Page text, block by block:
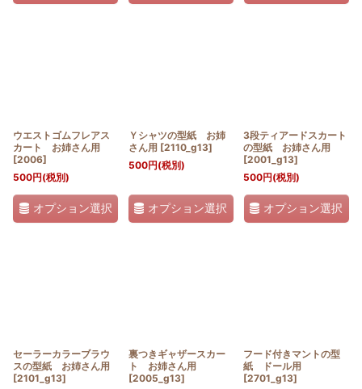
ウエストゴムフレアス
カート お姉さん用
[2006]
500円(税別)
オプション選択
Ｙシャツの型紙 お姉
さん用 [2110_g13]
500円(税別)
オプション選択
3段ティアードスカート
の型紙 お姉さん用
[2001_g13]
500円(税別)
オプション選択
セーラーカラーブラウ
スの型紙 お姉さん用
[2101_g13]
裏つきギャザースカー
ト お姉さん用
[2005_g13]
フード付きマントの型
紙 ドール用
[2701_g13]